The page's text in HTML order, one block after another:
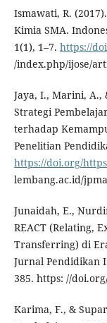
Ismawati, R.
Kimia SMA.
1(1), 1–7. https://
/index.php/ijose/
Jaya, I., Marini, A.,
Strategi
terhadap
Penelitian
https://doi.org/
lembang.ac.id/
Junaidah, E.,
REACT (Relating,
Transferring) di
Jurnal Pendidikan
385. https: //
Karima, F., &